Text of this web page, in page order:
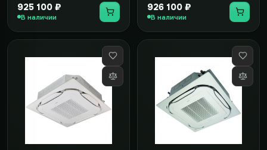
925 100 ₽
В наличии
926 100 ₽
В наличии